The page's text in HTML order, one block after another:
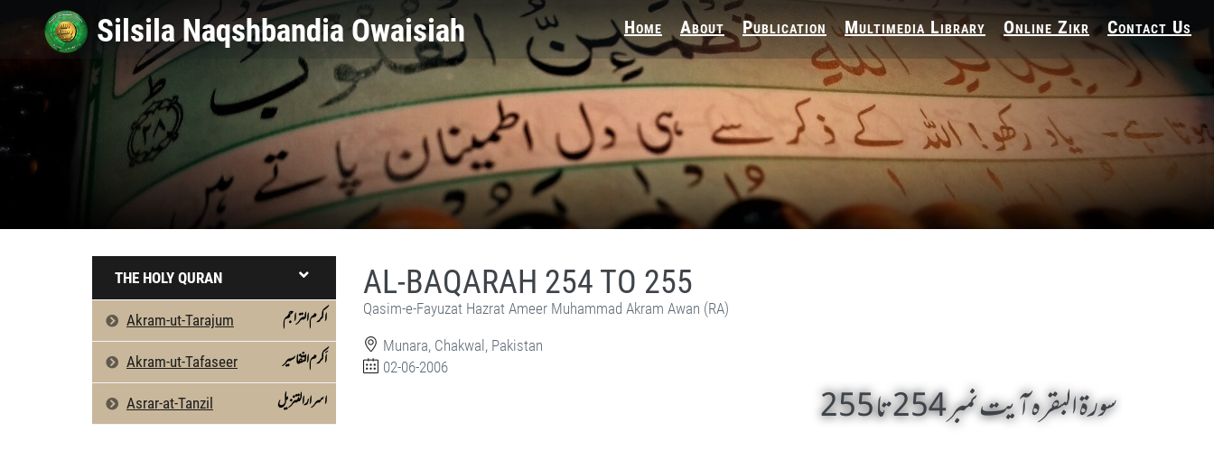
Home About Publication Multimedia Library Online Zikr Contact Us
THE HOLY QURAN
Akram-ut-Tarajum اکرم التراجم
Akram-ut-Tafaseer اَکرم التّفاسیر
Asrar-at-Tanzil اسرارالتنزیل
AL-BAQARAH 254 TO 255
Qasim-e-Fayuzat Hazrat Ameer Muhammad Akram Awan (RA)
Munara, Chakwal, Pakistan
02-06-2006
سورۃ البقرہ آیت نمبر 254 تا 255